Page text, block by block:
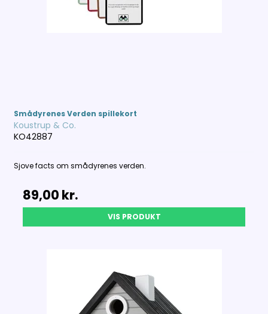
Smådyrenes Verden spillekort
Koustrup & Co.
KO42887
Sjove facts om smådyrenes verden.
89,00 kr.
VIS PRODUKT